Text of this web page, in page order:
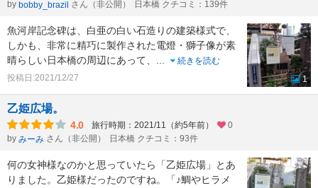
by bobby_brazil さん（非公開） 日本橋 クチコミ：139件
魚河岸記念碑は、白亜の白い石造りの建築様式で、
しかも、非常に精巧に製作された電燈・獅子像が素
晴らしい日本橋の周辺にあって、 ...
続きを読む
投稿日:2021/12/27
1
乙姫広場。
4.0 旅行時期：2021/11（約5年前）
0
by みーみ さん（非公開） 日本橋 クチコミ：93件
何の女神様なのかと思っていたら「乙姫広場」とあ
りました。乙姫様だったのですね。「♪鯛やヒラメ